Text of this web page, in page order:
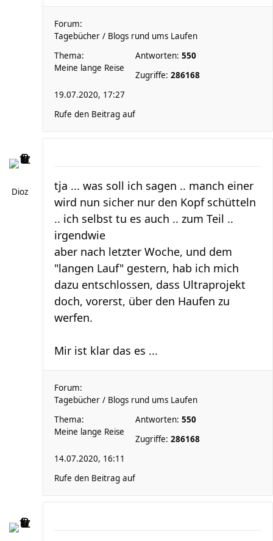
Forum:
Tagebücher / Blogs rund ums Laufen
Thema:
Meine lange Reise
Antworten: 550
Zugriffe: 286168
19.07.2020, 17:27
Rufe den Beitrag auf
Dioz
tja ... was soll ich sagen .. manch einer
wird nun sicher nur den Kopf schütteln
.. ich selbst tu es auch .. zum Teil ..
irgendwie
aber nach letzter Woche, und dem
"langen Lauf" gestern, hab ich mich
dazu entschlossen, dass Ultraprojekt
doch, vorerst, über den Haufen zu
werfen.
Mir ist klar das es ...
Forum:
Tagebücher / Blogs rund ums Laufen
Thema:
Meine lange Reise
Antworten: 550
Zugriffe: 286168
14.07.2020, 16:11
Rufe den Beitrag auf